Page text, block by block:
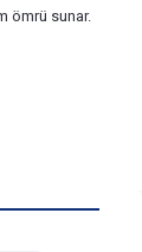
ömrü sunar.